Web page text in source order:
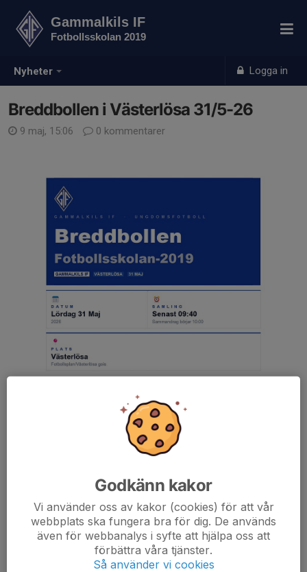
Nyheter Logga in
Gammalkils IF
Fotbollsskolan 2019
Breddbollen i Västerlösa 31/5-26
9 maj, 15:06 0 kommentarer
Godkänn kakor
Vi använder oss av kakor (cookies) för att vår
webbplats ska fungera bra för dig. De används
även för webbanalys i syfte att hjälpa oss att
förbättra våra tjänster.
Så använder vi cookies